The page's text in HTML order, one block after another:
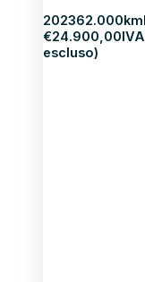
202362.000km
€24.900,00
escluso)